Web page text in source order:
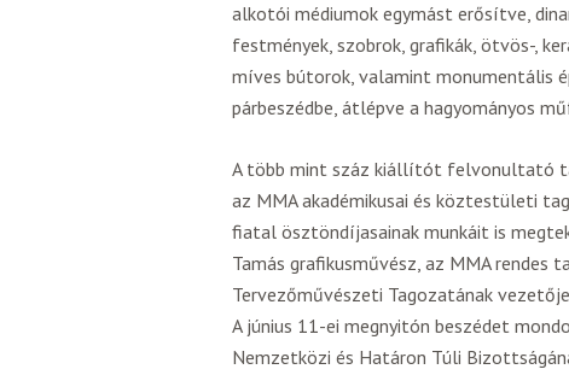
alkotói médiumok egymást erősítve,
festmények, szobrok, grafikák, ötvös-,
míves bútorok, valamint monumentális
párbeszédbe, átlépve a hagyományos
A több mint száz kiállítót felvonultató
az MMA akadémikusai és köztestületi
fiatal ösztöndíjasainak munkáit is
Tamás grafikusművész, az MMA rendes
Tervezőművészeti Tagozatának
A június 11-ei megnyitón beszédet
Nemzetközi és Határon Túli